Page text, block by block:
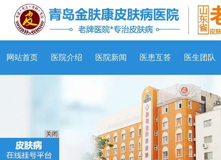
网站首页 医院介绍 医院新闻 医患互答 医生团队
关闭